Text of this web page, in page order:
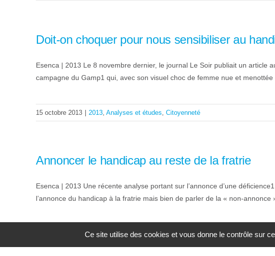
Doit-on choquer pour nous sensibiliser au
Esenca | 2013 Le 8 novembre dernier, le journal Le Soir publiait un article
campagne du Gamp1 qui, avec son visuel choc de femme nue et
15 octobre 2013 2013, Analyses et études, Citoyenneté
Annoncer le handicap au reste de la fratrie
Esenca | 2013 Une récente analyse portant sur l’annonce d’une
l’annonce du handicap à la fratrie mais bien de parler de la « non-
27 septembre 2013 | 2013 ,Analyses et études ,Famille
Ce site utilise des cookies et vous donne le contrôle sur